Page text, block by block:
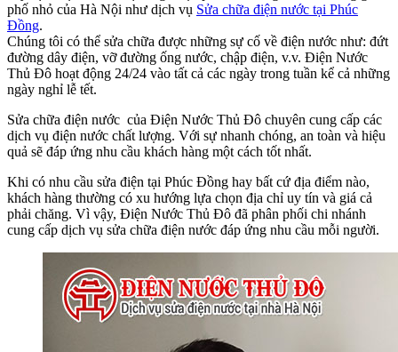
phố nhỏ của Hà Nội như dịch vụ Sửa chữa điện nước tại Phúc
Đồng.
Chúng tôi có thể sửa chữa được những sự cố về điện nước như: đứt
đường dây điện, vỡ đường ống nước, chập điện, v.v. Điện Nước
Thủ Đô hoạt động 24/24 vào tất cả các ngày trong tuần kể cả những
ngày nghỉ lễ tết.
Sửa chữa điện nước của Điện Nước Thủ Đô chuyên cung cấp các
dịch vụ điện nước chất lượng. Với sự nhanh chóng, an toàn và hiệu
quả sẽ đáp ứng nhu cầu khách hàng một cách tốt nhất.
Khi có nhu cầu sửa điện tại Phúc Đồng hay bất cứ địa điểm nào,
khách hàng thường có xu hướng lựa chọn địa chỉ uy tín và giá cả
phải chăng. Vì vậy, Điện Nước Thủ Đô đã phân phối chi nhánh
cung cấp dịch vụ sửa chữa điện nước đáp ứng nhu cầu mỗi người.